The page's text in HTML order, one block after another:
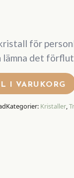
för
det
I VARUKORG
Kategorier: Kristaller,